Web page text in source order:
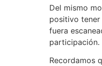
Del mismo
positivo tener
fuera
participación.
Recordamos